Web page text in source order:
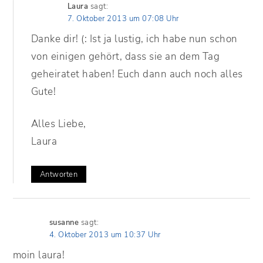
Laura sagt:
7. Oktober 2013 um 07:08 Uhr
Danke dir! (: Ist ja lustig, ich habe nun schon
von einigen gehört, dass sie an dem Tag
geheiratet haben! Euch dann auch noch alles
Gute!
Alles Liebe,
Laura
Antworten
susanne sagt:
4. Oktober 2013 um 10:37 Uhr
moin laura!